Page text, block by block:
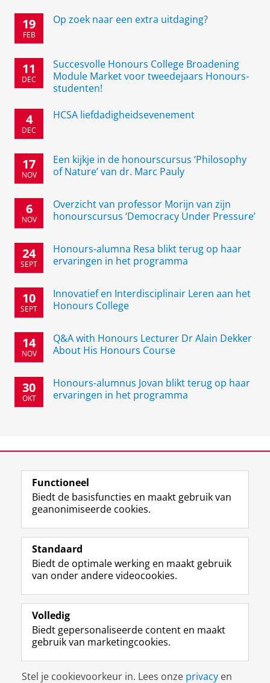
19
FEB
Op zoek naar een extra uitdaging?
11
DEC
Succesvolle Honours College Broadening
Module Market voor tweedejaars Honours-
studenten!
4
DEC
HCSA liefdadigheidsevenement
17
NOV
Een kijkje in de honourscursus ‘Philosophy
of Nature’ van dr. Marc Pauly
6
NOV
Overzicht van professor Morijn van zijn
honourscursus ‘Democracy Under Pressure’
24
SEPT
Honours-alumna Resa blikt terug op haar
ervaringen in het programma
10
SEPT
Innovatief en Interdisciplinair Leren aan het
Honours College
14
NOV
Q&A with Honours Lecturer Dr Alain Dekker
About His Honours Course
30
OKT
Honours-alumnus Jovan blikt terug op haar
ervaringen in het programma
View this page in:English
Volg de RUG
F
a
e
b
o
p
a
i
n
L
i
k
e
I
-
p
g
i
R
S
-
f
e
R
k
s
I
n
t
r
m
c
c
Y
o
T
e
k
a
a
Studiekiezers
Alumni
Over ons
Disclaimer & Copyright
Functioneel
Biedt de basisfuncties en maakt gebruik van
geanonimiseerde cookies.
Standaard
Biedt de optimale werking en maakt gebruik
van onder andere videocookies.
Volledig
Biedt gepersonaliseerde content en maakt
gebruik van marketingcookies.
Stel je cookievoorkeur in. Lees onze privacy en